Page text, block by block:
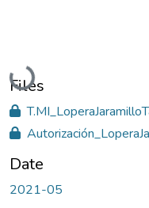
Loading...
Files
Date
2021-05